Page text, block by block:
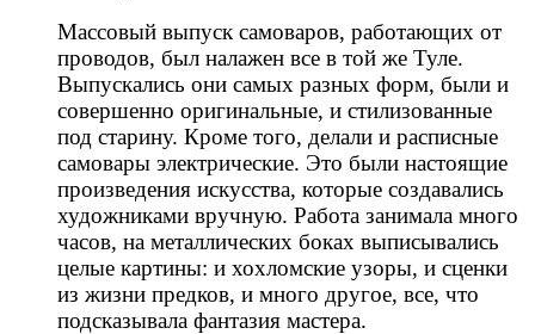
Массовый выпуск самоваров, работающих от
проводов, был налажен все в той же Туле.
Выпускались они самых разных форм, были и
совершенно оригинальные, и стилизованные
под старину. Кроме того, делали и расписные
самовары электрические. Это были настоящие
произведения искусства, которые создавались
художниками вручную. Работа занимала много
часов, на металлических боках выписывались
целые картины: и хохломские узоры, и сценки
из жизни предков, и много другое, все, что
подсказывала фантазия мастера.